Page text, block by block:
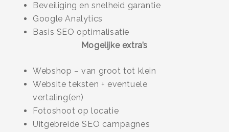
Beveiliging en snelheid garantie
Google Analytics
Basis SEO optimalisatie
Mogelijke extra’s
Webshop – van groot tot klein
Website teksten + eventuele
vertaling(en)
Fotoshoot op locatie
Uitgebreide SEO campagnes